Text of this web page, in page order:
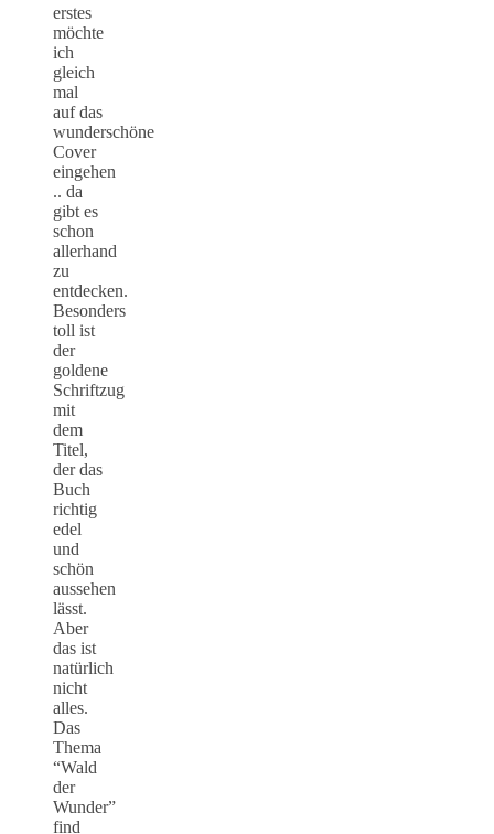
erstes
möchte
ich
gleich
mal
auf das
wunderschöne
Cover
eingehen
.. da
gibt es
schon
allerhand
zu
entdecken.
Besonders
toll ist
der
goldene
Schriftzug
mit
dem
Titel,
der das
Buch
richtig
edel
und
schön
aussehen
lässt.
Aber
das ist
natürlich
nicht
alles.
Das
Thema
“Wald
der
Wunder”
find